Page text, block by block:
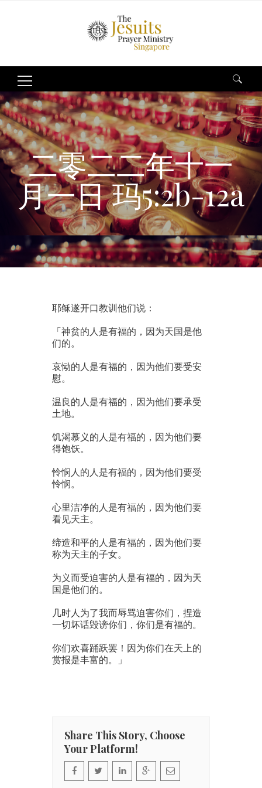
Search
for:
二零二二年十一
月一日 玛5:2b-12a
耶稣遂开口教训他们说：
「神贫的人是有福的，因为天国是他
们的。
哀恸的人是有福的，因为他们要受安
慰。
温良的人是有福的，因为他们要承受
土地。
饥渴慕义的人是有福的，因为他们要
得饱饫。
怜悯人的人是有福的，因为他们要受
怜悯。
心里洁净的人是有福的，因为他们要
看见天主。
缔造和平的人是有福的，因为他们要
称为天主的子女。
为义而受迫害的人是有福的，因为天
国是他们的。
几时人为了我而辱骂迫害你们，捏造
一切坏话毁谤你们，你们是有福的。
你们欢喜踊跃罢！因为你们在天上的
赏报是丰富的。」
Share This Story, Choose
Your Platform!